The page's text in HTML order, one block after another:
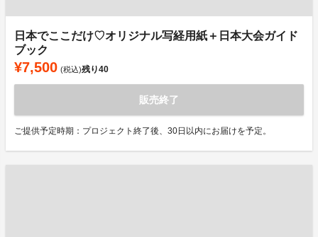
日本でここだけ♡オリジナル写経用紙＋日本大会ガイド
ブック
¥7,500 (税込)残り40
販売終了
ご提供予定時期：プロジェクト終了後、30日以内にお届けを予定。